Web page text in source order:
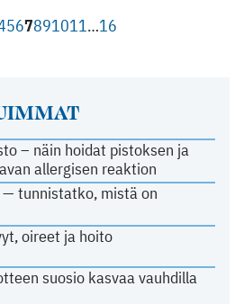
567891011 …16
– näin hoidat pistoksen ja
allergisen reaktion
tunnistatko, mistä on
oireet ja hoito
suosio kasvaa vauhdilla